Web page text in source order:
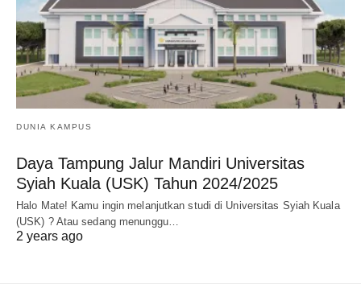
DUNIA KAMPUS
Daya Tampung Jalur Mandiri Universitas
Syiah Kuala (USK) Tahun 2024/2025
Halo Mate! Kamu ingin melanjutkan studi di Universitas Syiah Kuala
(USK) ? Atau sedang menunggu…
2 years ago